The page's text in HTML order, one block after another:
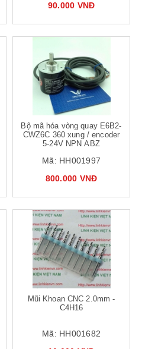
90.000 VNĐ
Bộ mã hóa vòng quay E6B2-
CWZ6C 360 xung / encoder
5-24V NPN ABZ
Mã: HH001997
800.000 VNĐ
Mũi Khoan CNC 2.0mm -
C4H16
Mã: HH001682